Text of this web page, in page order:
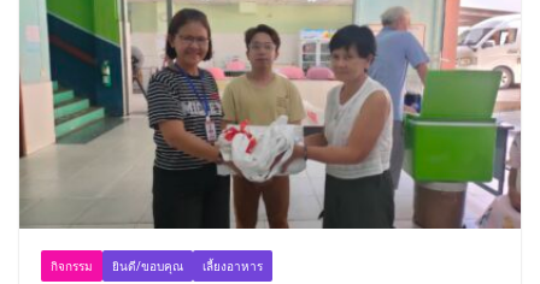
กิจกรรม ยินดี/ขอบคุณ เลี้ยงอาหาร